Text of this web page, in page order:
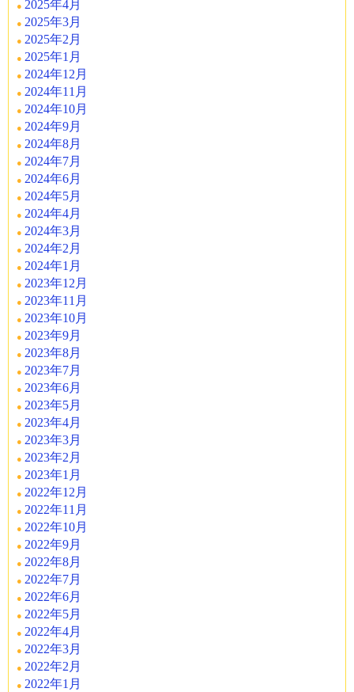
2025年4月
2025年3月
2025年2月
2025年1月
2024年12月
2024年11月
2024年10月
2024年9月
2024年8月
2024年7月
2024年6月
2024年5月
2024年4月
2024年3月
2024年2月
2024年1月
2023年12月
2023年11月
2023年10月
2023年9月
2023年8月
2023年7月
2023年6月
2023年5月
2023年4月
2023年3月
2023年2月
2023年1月
2022年12月
2022年11月
2022年10月
2022年9月
2022年8月
2022年7月
2022年6月
2022年5月
2022年4月
2022年3月
2022年2月
2022年1月